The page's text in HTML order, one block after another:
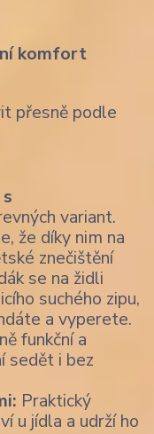
komfort
přesně podle
variant.
že díky nim na
znečištění
se na židli
suchého zipu,
a vyperete.
funkční a
sedět i bez
Praktický
u jídla a udrží ho